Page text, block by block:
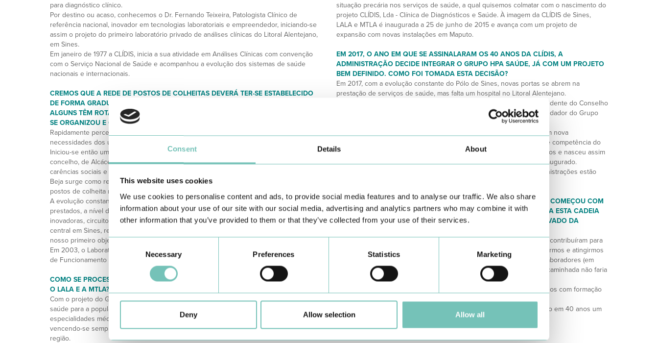
Consent Details About
This website uses cookies
We use cookies to personalise content and ads, to provide social media features and to analyse our traffic. We also share
information about your use of our site with our social media, advertising and analytics partners who may combine it with
other information that you’ve provided to them or that they’ve collected from your use of their services.
Consent
Selection
Necessary Preferences Statistics Marketing
Deny Allow selection Allow all
para diagnóstico clínico.
Por destino ou acaso, conhecemos o Dr. Fernando Teixeira, Patologista Clínico de
referência nacional, inovador em tecnologias laboratoriais e empreendedor, iniciando-se
assim o projeto do primeiro laboratório privado de análises clínicas do Litoral Alentejano,
em Sines.
Em janeiro de 1977 a CLÍDIS, inicia a sua atividade em Análises Clínicas com convenção
com o Serviço Nacional de Saúde e acompanhou a evolução dos sistemas de saúde
nacionais e internacionais.
CREMOS QUE A REDE DE POSTOS DE COLHEITAS DEVERÁ TER-SE ESTABELECIDO
DE FORMA GRADUAL, NO ENTANTO EXIGE UM GRANDE PLANEAMENTO, POIS
ALGUNS TÊM ROTAS ESPECÍFICAS, PELA SUA LOCALIZAÇÃO GEOGRÁFICA. COMO
SE ORGANIZOU E ORGANIZA ESTA LOGÍSTICA?
Rapidamente percebemos que apenas Sines não bastava para dar resposta às
necessidades dos utentes do Litoral Alentejano.
Iniciou-se então um novo desafio: a instalação de postos de colheita nas sedes de
concelho, de Alcácer a Odemira, alargando-se gradualmente às freguesias com maiores
carências sociais e de mobilidade.
Beja surge como retaguarda do Laboratório Dr. Alexandre Covas Lima, assim como
postos de colheita nas sedes de concelho do Baixo Alentejo.
A evolução constante, com uma logística de garante da qualidade dos serviços
prestados, a nível de recursos humanos (base fundamental), equipamentos e técnicas
inovadoras, circuitos de recolha de amostras dos postos de colheita para o laboratório
central em Sines, resposta atempada e satisfação dos nossos clientes, sempre foi o
nosso primeiro objetivo.
Em 2003, o Laboratório da CLÍDIS é o primeiro a obter do Ministério da Saúde, a Licença
de Funcionamento (Nº 00001AC/2003) da Região de Saúde de Lisboa e Vale do Tejo.
COMO SE PROCESSOU A INTEGRAÇÃO DE OUTRAS ÁREAS DE PRESTAÇÃO COMO
O LALA E A MTLA?
Com o projeto do Gabinete da Área de Sines, aumentou a necessidade de serviços de
saúde para a população do Litoral Alentejano, o que nos levou a avançar com outras
especialidades médicas, como a radiologia e com o imprescindível apoio do Dr. Gargaté,
vencendo-se sempre as dificuldades com a falta de técnicos especialistas na nossa
região.
situação precária nos serviços de saúde, a qual quisemos colmatar com o nascimento do
projeto CLÍDIS, Lda - Clínica de Diagnósticos e Saúde. À imagem da CLÍDIS de Sines,
LALA e MTLA é inaugurada a 25 de junho de 2015 e avança com um projeto de
expansão com novas instalações em Maputo.
EM 2017, O ANO EM QUE SE ASSINALARAM OS 40 ANOS DA CLÍDIS, A
ADMINISTRAÇÃO DECIDE INTEGRAR O GRUPO HPA SAÚDE, JÁ COM UM PROJETO
BEM DEFINIDO. COMO FOI TOMADA ESTA DECISÃO?
Em 2017, com a evolução constante do Pólo de Sines, novas portas se abrem na
prestação de serviços de saúde, mas falta um hospital no Litoral Alentejano.
O Dr. Miguel Allen (Diretor Clínico da CLÍDIS) e o Dr. Paulo Sousa (Presidente do Conselho
Médico do Grupo HPA) levam-nos a conhecer o Dr. João Bacalhau, fundador do Grupo
A administração do Grupo CLÍDIS, ao integrar o Grupo HPA Saúde, com nova
administração, com novos desafios, com novos projetos, com a força e competência do
Grupo HPA, implementou novas especialidades médicas, novos serviços e nasceu assim
o novo Hospital Particular do Alentejo, em Sines agora oficialmente inaugurado.
Tem sido muito fácil integrar o Grupo HPA Saúde, pois ambas as administrações estão
QUE SENTIMENTOS TRANSPARECEM QUANDO PENSA QUE TUDO COMEÇOU COM
UM LABORATÓRIO DE ANÁLISES CLÍNICAS, QUE ALCANÇOU TODA ESTA CADEIA
DE SERVIÇOS E QUE CULMINOU COM O PRIMEIRO HOSPITAL PRIVADO DA
Sobretudo o de agradecimento a todos que me aceitaram, ajudaram e contribuíram para
levar a cabo as tarefas que a vida me propôs, com energia para vencermos e atingirmos
os nossos objetivo. Bem hajam pai, Eduardo, mãe, filhos, todos os colaboradores (em
cada um, um amigo) e todos os clientes da CLÍDIS, sem os quais esta caminhada não faria
Com objetivos bem definidos, organização, logística e recursos humanos com formação
específica e equipas dedicadas e competentes, nada foi impossível.
Bem hajam todos os que contribuíram para que a CLÍDIS tenha atingido em 40 anos um
percurso do qual todos nos orgulhamos.